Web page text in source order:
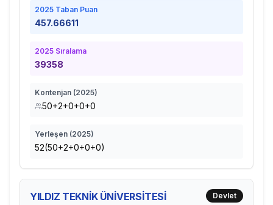
2025 Taban Puan
457.66611
2025 Sıralama
39358
Kontenjan (2025)
50+2+0+0+0
Yerleşen (2025)
52(50+2+0+0+0)
YILDIZ TEKNİK ÜNİVERSİTESİ Devlet